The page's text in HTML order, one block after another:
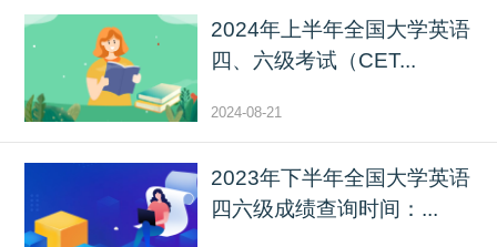
2024年上半年全国大学英语
四、六级考试（CET...
2024-08-21
2023年下半年全国大学英语
四六级成绩查询时间：...